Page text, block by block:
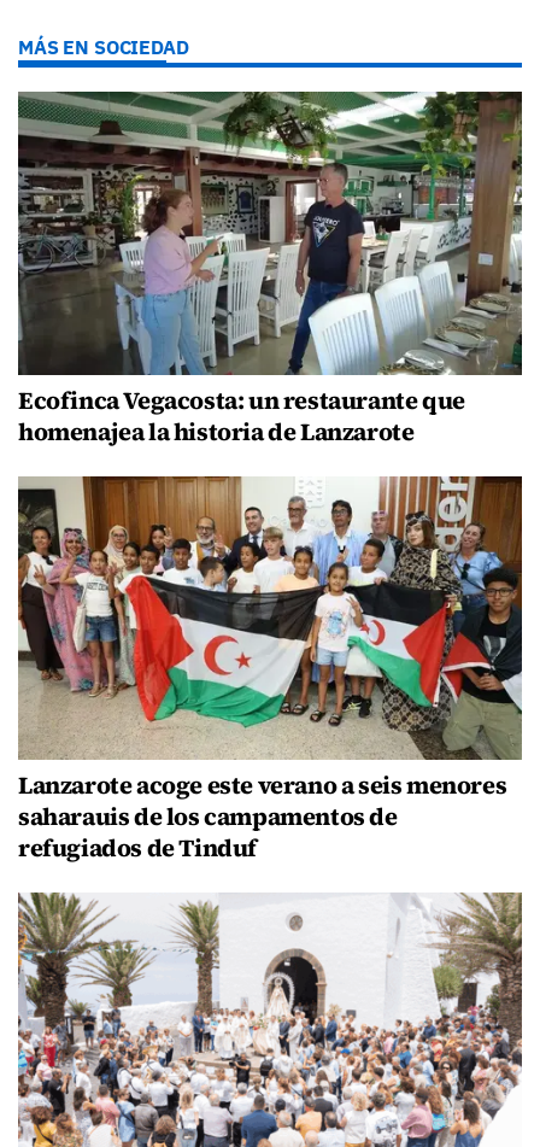
MÁS EN SOCIEDAD
Ecofinca Vegacosta: un restaurante que
homenajea la historia de Lanzarote
Lanzarote acoge este verano a seis menores
saharauis de los campamentos de
refugiados de Tinduf